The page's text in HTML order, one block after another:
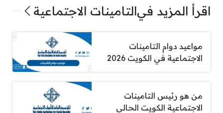
اقرأ المزيد فيالتامينات الاجتماعية
مواعيد دوام التامينات
الاجتماعية في الكويت 2026
من هو رئيس التامينات
الاجتماعية الكويت الحالي